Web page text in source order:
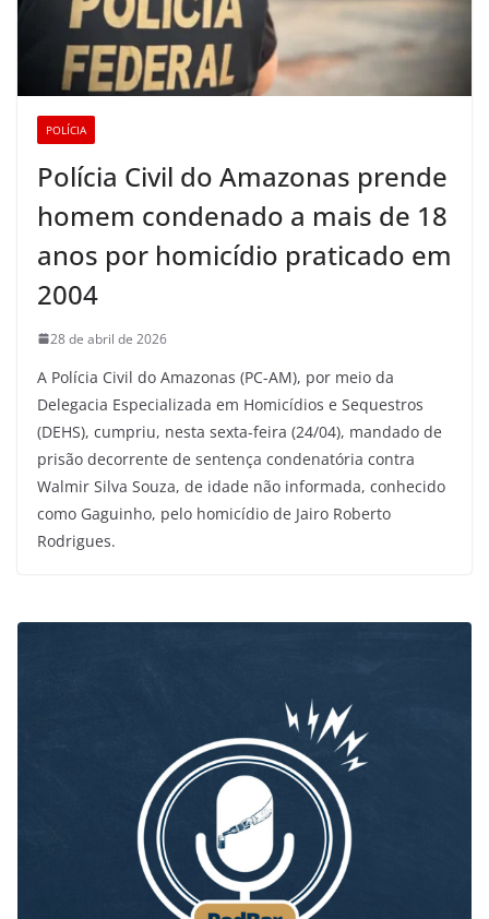
POLÍCIA
Polícia Civil do Amazonas prende
homem condenado a mais de 18
anos por homicídio praticado em
2004
28 de abril de 2026
A Polícia Civil do Amazonas (PC-AM), por meio da
Delegacia Especializada em Homicídios e Sequestros
(DEHS), cumpriu, nesta sexta-feira (24/04), mandado de
prisão decorrente de sentença condenatória contra
Walmir Silva Souza, de idade não informada, conhecido
como Gaguinho, pelo homicídio de Jairo Roberto
Rodrigues.